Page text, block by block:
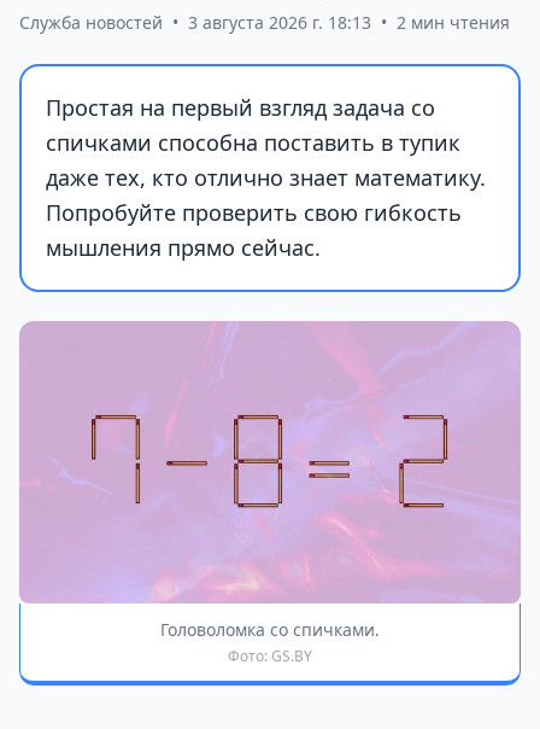
Служба новостей • 3 августа 2026 г. 18:13 • 2 мин чтения
Простая на первый взгляд задача со
спичками способна поставить в тупик
даже тех, кто отлично знает математику.
Попробуйте проверить свою гибкость
мышления прямо сейчас.
Головоломка со спичками.
Фото: GS.BY